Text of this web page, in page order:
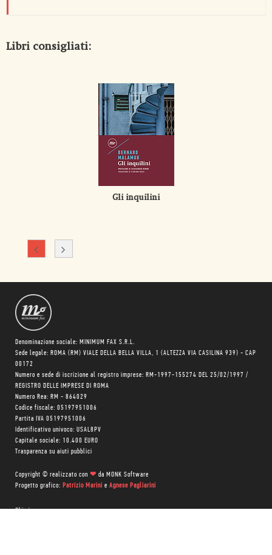
Libri consigliati:
Gli inquilini
Denominazione sociale: MINIMUM FAX S.R.L.
Sede legale: ROMA (RM) VIALE DELLA BELLA VILLA, 1 (ALTEZZA VIA CASILINA 939) - CAP
00172
Numero e sede di iscrizione al registro imprese: RM-1997-155274 DEL 25/02/1997 /
REGISTRO DELLE IMPRESE DI ROMA
Numero Rea: RM - 864029
Codice fiscale: 05197951006
Partita IVA 05197951006
Identificativo univoco: USAL8PV
Capitale sociale: 10.400 EURO
Trasparenza su aiuti pubblici
Copyright © realizzato con ❤ da MONK Software
Progetto grafico: Patrizio Marini e Agnese Pagliarini
Chi siamo